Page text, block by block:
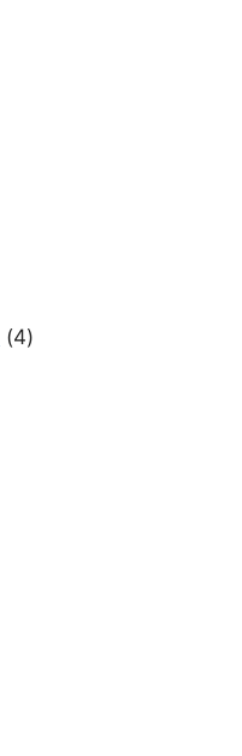
(4)